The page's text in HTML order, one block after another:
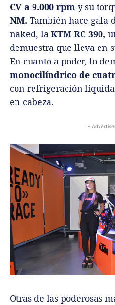
CV a 9.000 rpm y su
NM. También hace gala
naked, la KTM RC 390,
demuestra que lleva en
En cuanto a poder, lo
monocilíndrico de
con refrigeración
en cabeza.
-
Otras de las poderosas